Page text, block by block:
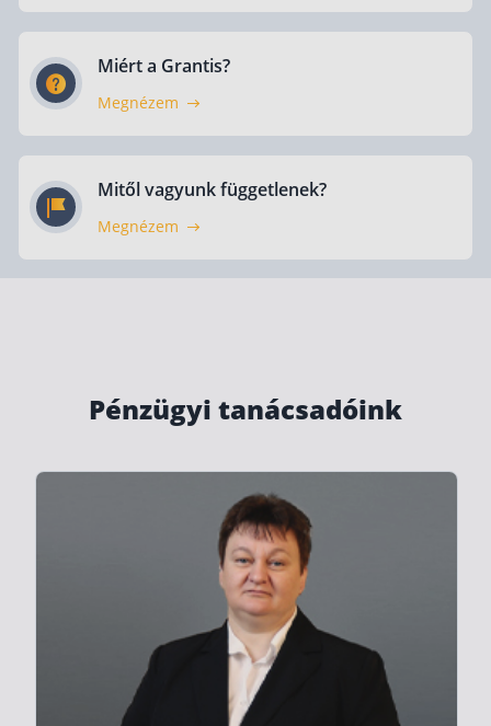
TBSZ számla
ETF
Gyermek megtakarítás
Hitelkiváltás
Kötelező biztosítás (KGFB)
Utasbiztosítás
Lakásbiztosítás útmutató – Hogyan válassz?
Lakásbiztosítás: válaszok az 50 leggyakoribb
Miért a Grantis?
Megnézem
Mitől vagyunk függetlenek?
Megnézem
Pénzügyi tanácsadóink